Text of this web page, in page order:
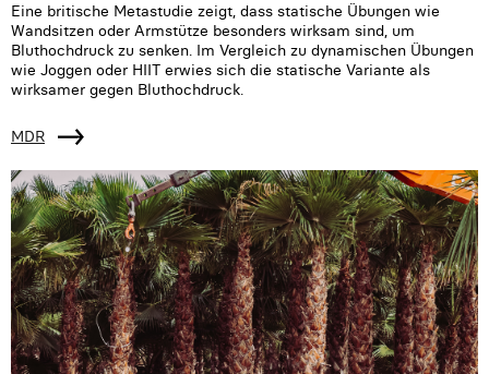
Eine britische Metastudie zeigt, dass statische Übungen wie
Wandsitzen oder Armstütze besonders wirksam sind, um
Bluthochdruck zu senken. Im Vergleich zu dynamischen Übungen
wie Joggen oder HIIT erwies sich die statische Variante als
wirksamer gegen Bluthochdruck.
MDR